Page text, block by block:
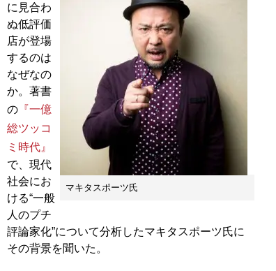
マキタスポーツ氏
に見合わ
ぬ低評価
店が登場
するのは
なぜなの
か。著書
の 『一億
総ツッコ
ミ時代』
で、現代
社会にお
ける“一般
人のプチ
評論家化”について分析したマキタスポーツ氏に
その背景を聞いた。